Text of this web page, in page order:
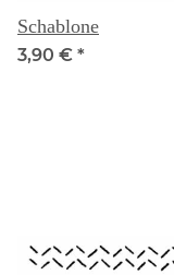
Schablone
3,90 € *